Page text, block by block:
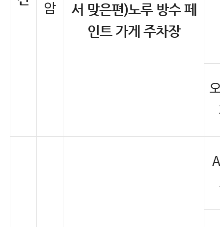
암
서 맞은편)노루 방수 페
인트 가게 주차장